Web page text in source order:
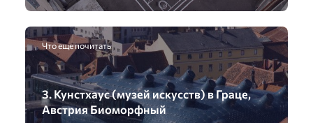
Что еще почитать
3. Кунстхаус (музей искусств) в Граце,
Австрия Биоморфный